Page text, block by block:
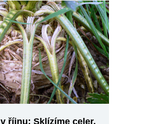
říjnu: Sklízíme celer,